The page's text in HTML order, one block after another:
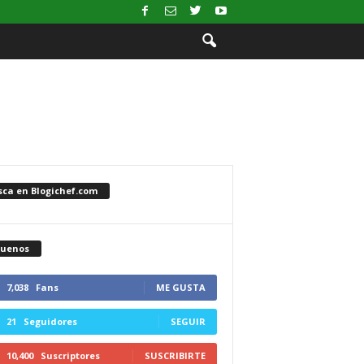
en Blogichef.com
7,038 Fans ME GUSTA
21 Seguidores SEGUIR
10,400 Suscriptores SUSCRIBIRTE